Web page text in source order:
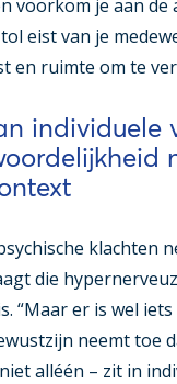
voorkom je aan
eist van je
en ruimte om te
individuele
klachten
die
“Maar er is wel
neemt toe
alléén – zit in